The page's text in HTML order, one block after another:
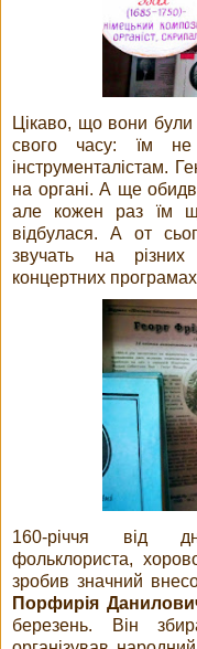
Цікаво, що вони
свого часу: їм не
інструменталістам.
на органі. А ще
але кожен раз їм
відбулася. А от
звучать на
концертних
160-річчя від
фольклориста,
зробив значний
Порфирія
березень. Він